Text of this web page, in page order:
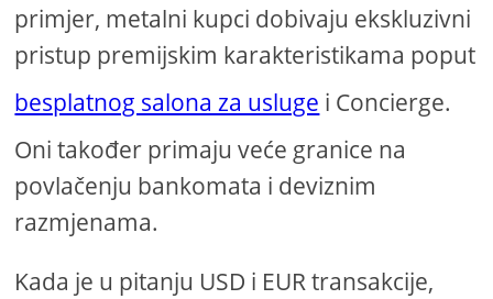
primjer, metalni kupci dobivaju ekskluzivni
pristup premijskim karakteristikama poput
besplatnog salona za usluge i Concierge.
Oni također primaju veće granice na
povlačenju bankomata i deviznim
razmjenama.
Kada je u pitanju USD i EUR transakcije,